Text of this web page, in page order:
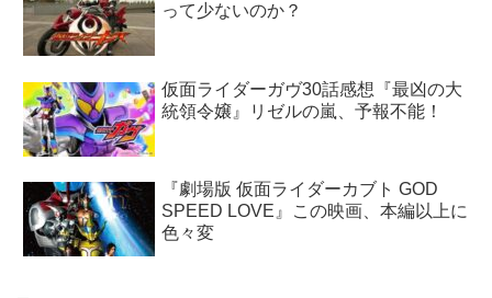
って少ないのか？
仮面ライダーガヴ30話感想『最凶の大
統領令嬢』リゼルの嵐、予報不能！
『劇場版 仮面ライダーカブト GOD
SPEED LOVE』この映画、本編以上に
色々変